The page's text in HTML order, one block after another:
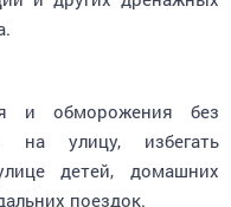
и обморожения без
на улицу, избегать
детей, домашних
поездок.